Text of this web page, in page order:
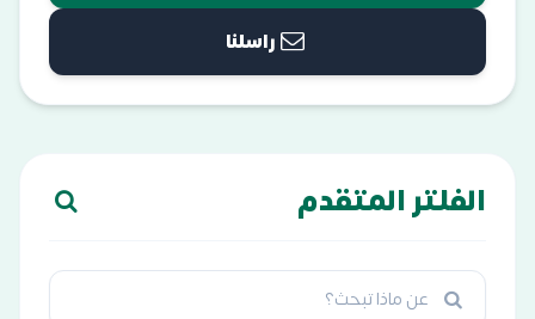
راسلنا
الفلتر المتقدم